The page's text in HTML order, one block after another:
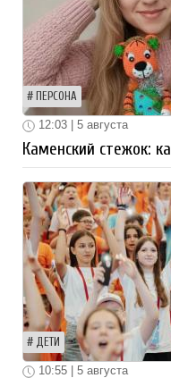
ПЕРСОНА
12:03 | 5 августа
Каменский стежок:
ДЕТИ
10:55 | 5 августа